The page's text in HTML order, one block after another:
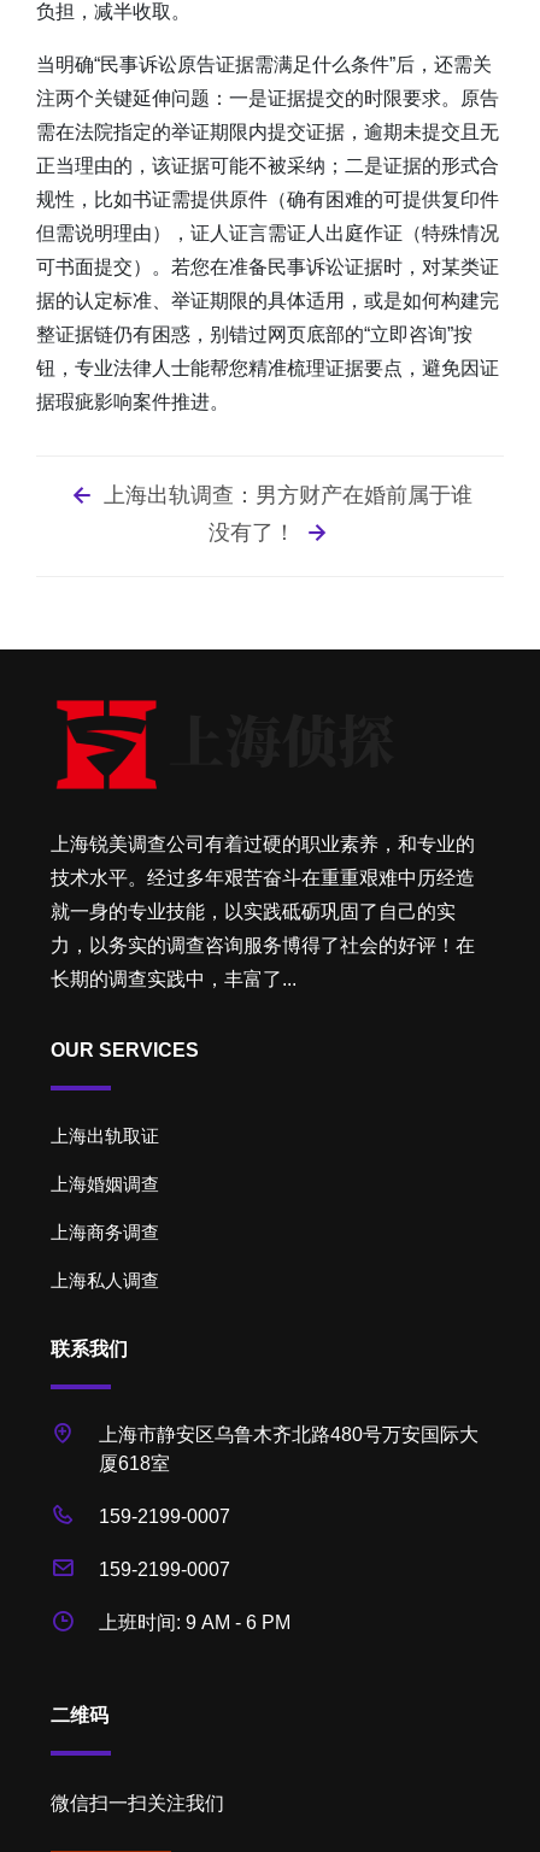
负担，减半收取。
当明确“民事诉讼原告证据需满足什么条件”后，还需关
注两个关键延伸问题：一是证据提交的时限要求。原告
需在法院指定的举证期限内提交证据，逾期未提交且无
正当理由的，该证据可能不被采纳；二是证据的形式合
规性，比如书证需提供原件（确有困难的可提供复印件
但需说明理由），证人证言需证人出庭作证（特殊情况
可书面提交）。若您在准备民事诉讼证据时，对某类证
据的认定标准、举证期限的具体适用，或是如何构建完
整证据链仍有困惑，别错过网页底部的“立即咨询”按
钮，专业法律人士能帮您精准梳理证据要点，避免因证
据瑕疵影响案件推进。
上海出轨调查：男方财产在婚前属于谁
没有了！
上海锐美调查公司有着过硬的职业素养，和专业的
技术水平。经过多年艰苦奋斗在重重艰难中历经造
就一身的专业技能，以实践砥砺巩固了自己的实
力，以务实的调查咨询服务博得了社会的好评！在
长期的调查实践中，丰富了...
OUR SERVICES
上海出轨取证
上海婚姻调查
上海商务调查
上海私人调查
联系我们
上海市静安区乌鲁木齐北路480号万安国际大
厦618室
159-2199-0007
159-2199-0007
上班时间: 9 AM - 6 PM
二维码
微信扫一扫关注我们